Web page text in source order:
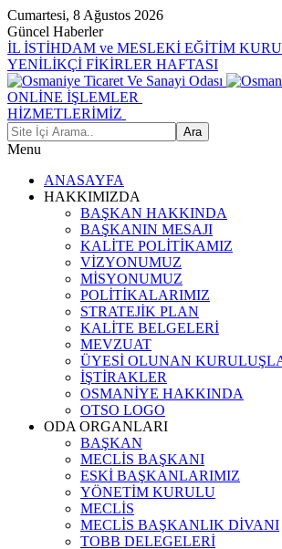
Cumartesi, 8 Ağustos 2026
Güncel Haberler
İL İSTİHDAM ve MESLEKİ EĞİTİM
YENİLİKÇİ FİKİRLER HAFTASI
ONLİNE İŞLEMLER
HİZMETLERİMİZ
Menu
ANASAYFA
HAKKIMIZDA
BAŞKAN HAKKINDA
BAŞKANIN MESAJI
KALİTE POLİTİKAMIZ
VİZYONUMUZ
MİSYONUMUZ
POLİTİKALARIMIZ
STRATEJİK PLAN
KALİTE BELGELERİ
MEVZUAT
ÜYESİ OLUNAN
İŞTİRAKLER
OSMANİYE HAKKINDA
OTSO LOGO
ODA ORGANLARI
BAŞKAN
MECLİS BAŞKANI
ESKİ BAŞKANLARIMIZ
YÖNETİM KURULU
MECLİS
MECLİS BAŞKANLIK DİVANI
TOBB DELEGELERİ